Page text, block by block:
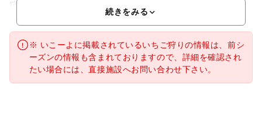
狩りが楽しめます！（ナイターは要予約） 直売所では新鮮な
続きをみる
※ いこーよに掲載されているいちご狩りの情報は、前シ
ーズンの情報も含まれておりますので、詳細を確認され
たい場合には、直接施設へお問い合わせ下さい。